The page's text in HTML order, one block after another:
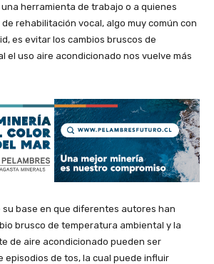
herramienta de trabajo o a quienes
rehabilitación vocal, algo muy común con
es evitar los cambios bruscos de
el uso aire acondicionado nos vuelve más
base en que diferentes autores han
brusco de temperatura ambiental y la
de aire acondicionado pueden ser
episodios de tos, la cual puede influir